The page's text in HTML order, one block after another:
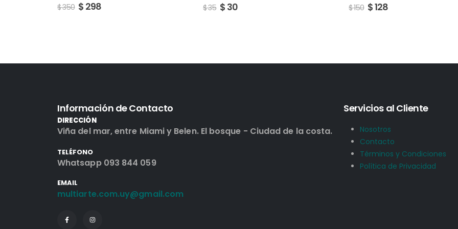
$35 $30 $150 $ 128 $250 $213
Información de Contacto
DIRECCIÓN
Viña del mar, entre Miami y Belen. El bosque - Ciudad de la costa.
TELÉFONO
Whatsapp 093 844 059
EMAIL
multiarte.com.uy@gmail.com
Servicios al Cliente
Nosotros
Contacto
Términos y Condiciones
Política de Privacidad